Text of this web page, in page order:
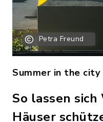
Petra Freund
Summer in the city
So lassen
Häuser